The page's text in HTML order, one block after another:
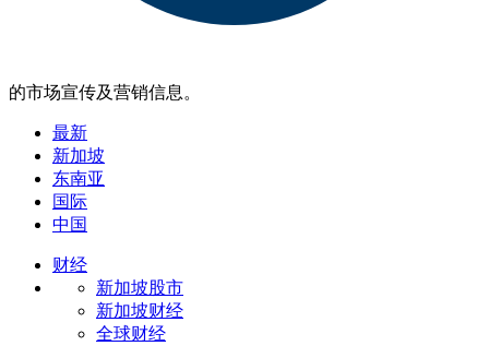
的市场宣传及营销信息。
最新
新加坡
东南亚
国际
中国
财经
新加坡股市
新加坡财经
全球财经